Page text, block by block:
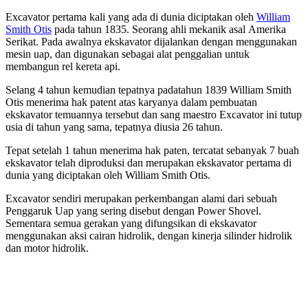
Excavator pertama kali yang ada di dunia diciptakan oleh William
Smith Otis pada tahun 1835. Seorang ahli mekanik asal Amerika
Serikat. Pada awalnya ekskavator dijalankan dengan menggunakan
mesin uap, dan digunakan sebagai alat penggalian untuk
membangun rel kereta api.
Selang 4 tahun kemudian tepatnya padatahun 1839 William Smith
Otis menerima hak patent atas karyanya dalam pembuatan
ekskavator temuannya tersebut dan sang maestro Excavator ini tutup
usia di tahun yang sama, tepatnya diusia 26 tahun.
Tepat setelah 1 tahun menerima hak paten, tercatat sebanyak 7 buah
ekskavator telah diproduksi dan merupakan ekskavator pertama di
dunia yang diciptakan oleh William Smith Otis.
Excavator sendiri merupakan perkembangan alami dari sebuah
Penggaruk Uap yang sering disebut dengan Power Shovel.
Sementara semua gerakan yang difungsikan di ekskavator
menggunakan aksi cairan hidrolik, dengan kinerja silinder hidrolik
dan motor hidrolik.